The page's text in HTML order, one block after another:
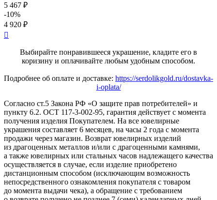
5 467 ₽
-10%
4 920 ₽

Выбирайте понравившееся украшение, кладите его в
коризину и оплачивайте любым удобным способом.
Подробнее об оплате и доставке: https://serdolikgold.ru/dostavka-
i-oplata/
Согласно ст.5 Закона РФ «О защите прав потребителей» и
пункту 6.2. ОСТ 117-3-002-95, гарантия действует с момента
получения изделия Покупателем. На все ювелирные
украшения составляет 6 месяцев, на часы 2 года с момента
продажи через магазин. Возврат ювелирных изделий
из драгоценных металлов и/или с драгоценными камнями,
а также ювелирных или стальных часов надлежащего качества
осуществляется в случае, если изделие приобретено
дистанционным способом (исключающим возможность
непосредственного ознакомления покупателя с товаром
до момента выдачи чека), а обращение с требованием